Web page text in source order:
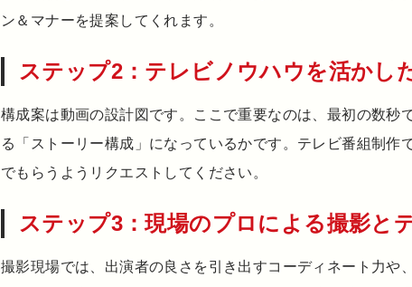
ン＆マナーを提案してくれます。
ステップ2：テレビノウハウを活かし
構成案は動画の設計図です。ここで重要なのは、最初の数
る「ストーリー構成」になっているかです。テレビ番組制
でもらうようリクエストしてください。
ステップ3：現場のプロによる撮影と
撮影現場では、出演者の良さを引き出すコーディネート力や